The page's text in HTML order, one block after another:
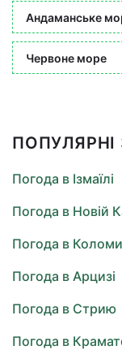
Андаманське
Червоне море
ПОПУЛЯРНІ
Погода в Ізмаїлі
Погода в Новій
Погода в
Погода в Арцизі
Погода в Стрию
Погода в